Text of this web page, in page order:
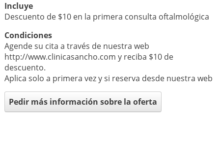
Incluye
Descuento de $10 en la primera consulta oftalmológica
Condiciones
Agende su cita a través de nuestra web
http://www.clinicasancho.com y reciba $10 de
descuento.
Aplica solo a primera vez y si reserva desde nuestra web
Pedir más información sobre la oferta